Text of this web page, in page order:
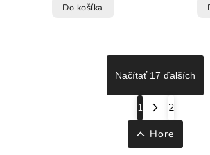
Do košíka
Načítať 17 ďalších
1
2
Hore